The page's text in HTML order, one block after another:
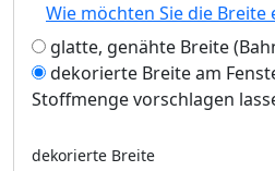
Wie möchten Sie die Breite
glatte, genähte Breite
dekorierte Breite am
Stoffmenge vorschlagen
dekorierte Breite